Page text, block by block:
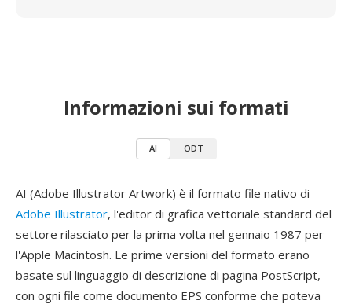
Informazioni sui formati
AI ODT
AI (Adobe Illustrator Artwork) è il formato file nativo di
Adobe Illustrator, l'editor di grafica vettoriale standard del
settore rilasciato per la prima volta nel gennaio 1987 per
l'Apple Macintosh. Le prime versioni del formato erano
basate sul linguaggio di descrizione di pagina PostScript,
con ogni file come documento EPS conforme che poteva